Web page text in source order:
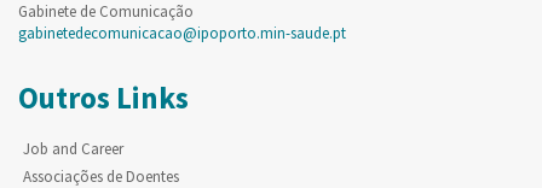
Gabinete de Comunicação
gabinetedecomunicacao@ipoporto.min-saude.pt
Outros Links
Job and Career
Associações de Doentes